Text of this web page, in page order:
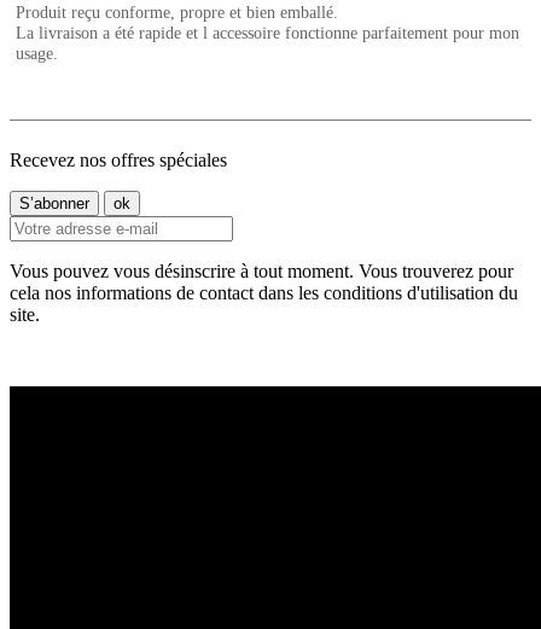
Produit reçu conforme, propre et bien emballé.
La livraison a été rapide et l accessoire fonctionne parfaitement pour mon
usage.
Recevez nos offres spéciales
Vous pouvez vous désinscrire à tout moment. Vous trouverez pour
cela nos informations de contact dans les conditions d'utilisation du
site.